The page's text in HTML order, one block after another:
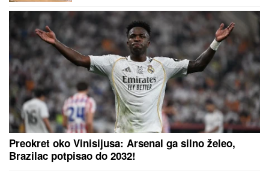
Preokret oko Vinisijusa: Arsenal ga silno želeo,
Brazilac potpisao do 2032!